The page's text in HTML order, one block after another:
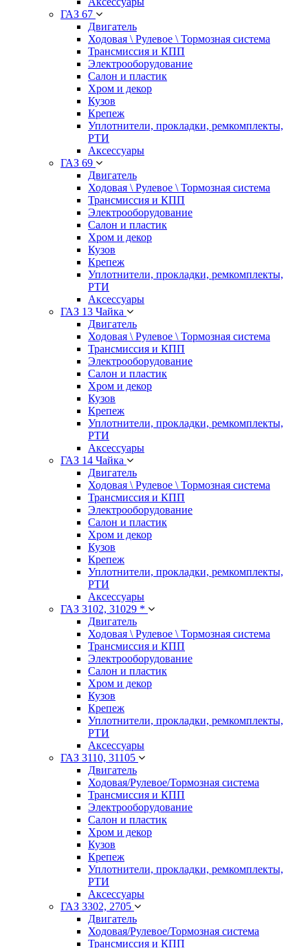
ГАЗ 67
Двигатель
Ходовая \ Рулевое \ Тормозная система
Трансмиссия и КПП
Электрооборудование
Салон и пластик
Хром и декор
Кузов
Крепеж
Уплотнители, прокладки, ремкомплекты,
РТИ
Аксессуары
ГАЗ 69
Двигатель
Ходовая \ Рулевое \ Тормозная система
Трансмиссия и КПП
Электрооборудование
Салон и пластик
Хром и декор
Кузов
Крепеж
Уплотнители, прокладки, ремкомплекты,
РТИ
Аксессуары
ГАЗ 13 Чайка
Двигатель
Ходовая \ Рулевое \ Тормозная система
Трансмиссия и КПП
Электрооборудование
Салон и пластик
Хром и декор
Кузов
Крепеж
Уплотнители, прокладки, ремкомплекты,
РТИ
Аксессуары
ГАЗ 14 Чайка
Двигатель
Ходовая \ Рулевое \ Тормозная система
Трансмиссия и КПП
Электрооборудование
Салон и пластик
Хром и декор
Кузов
Крепеж
Уплотнители, прокладки, ремкомплекты,
РТИ
Аксессуары
ГАЗ 3102, 31029 *
Двигатель
Ходовая \ Рулевое \ Тормозная система
Трансмиссия и КПП
Электрооборудование
Салон и пластик
Хром и декор
Кузов
Крепеж
Уплотнители, прокладки, ремкомплекты,
РТИ
Аксессуары
ГАЗ 3110, 31105
Двигатель
Ходовая/Рулевое/Тормозная система
Трансмиссия и КПП
Электрооборудование
Салон и пластик
Хром и декор
Кузов
Крепеж
Уплотнители, прокладки, ремкомплекты,
РТИ
Аксессуары
ГАЗ 3302, 2705
Двигатель
Ходовая/Рулевое/Тормозная система
Трансмиссия и КПП